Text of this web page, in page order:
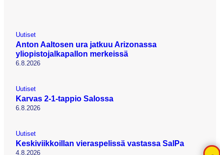
Uutiset
Anton Aaltosen ura jatkuu Arizonassa
yliopistojalkapallon merkeissä
6.8.2026
Uutiset
Karvas 2-1-tappio Salossa
6.8.2026
Uutiset
Keskiviikkoillan vieraspelissä vastassa SalPa
4.8.2026